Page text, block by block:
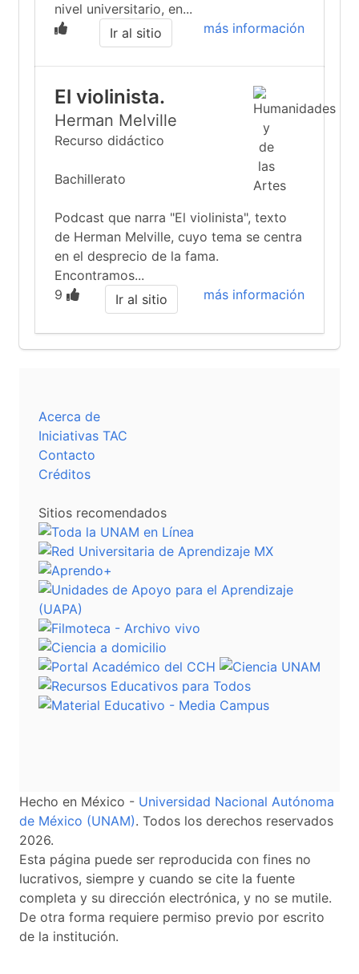
nivel universitario, en...
más información
Ir al sitio
El violinista.
Herman Melville
Recurso didáctico
Bachillerato
Podcast que narra "El violinista", texto
de Herman Melville, cuyo tema se centra
en el desprecio de la fama.
Encontramos...
9
más información
Ir al sitio
Acerca de
Iniciativas TAC
Contacto
Créditos
Sitios recomendados
Hecho en México - Universidad Nacional Autónoma
de México (UNAM). Todos los derechos reservados
2026.
Esta página puede ser reproducida con fines no
lucrativos, siempre y cuando se cite la fuente
completa y su dirección electrónica, y no se mutile.
De otra forma requiere permiso previo por escrito
de la institución.